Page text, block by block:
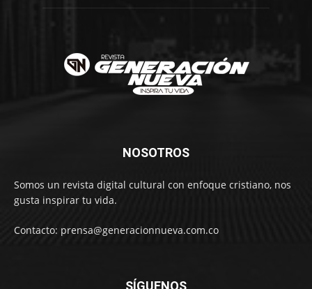
NOSOTROS
Somos un revista digital cultural con enfoque cristiano, nos
gusta inspirar tu vida.
Contacto: prensa@generacionnueva.com.co
SÍGUENOS